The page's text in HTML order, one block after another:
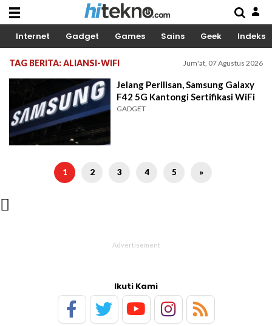
Internet Gadget Games Sains Geek Indeks
TAG BERITA: ALIANSI-WIFI Jum'at, 07 Agustus 2026
Jelang Perilisan, Samsung Galaxy
F42 5G Kantongi Sertifikasi WiFi
GADGET
1 2 3 4 5 »

Ikuti Kami